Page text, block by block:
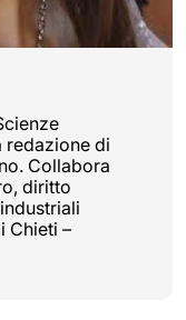
redazione di
Collabora
diritto
Chieti –